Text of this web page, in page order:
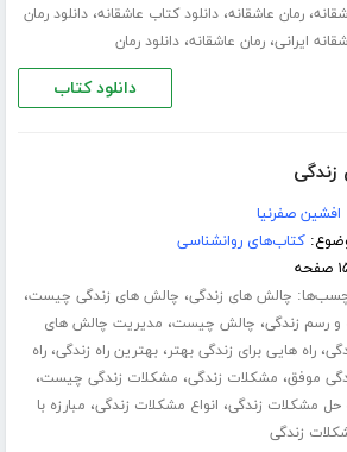
،رمان عاشقانه،دانلود کتاب عاشقانه،دانلود رمان
ایرانی،رمان عاشقانه،دانلود رمان
دانلود کتاب
زندگی
افشین صفرنیا
کتاب‌های روانشناسی
چالش های زندگی، چالش های زندگی چیست،
و رسم زندگی، چالش چیست، مدیریت چالش های
،راه هایی برای زندگی بهتر،بهترین راه زندگی،راه
موفق، مشکلات زندگی، مشکلات زندگی چیست،
حل مشکلات زندگی، انواع مشکلات زندگی، مبارزه با
زندگی